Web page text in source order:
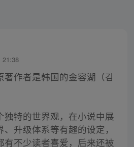
21:38
著作者是韩国的金容湖（김
独特的世界观，在小说中展
升级体系等有趣的设定，
有不少读者喜爱，后来还被